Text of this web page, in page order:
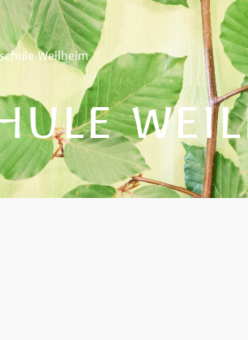
Weilheim